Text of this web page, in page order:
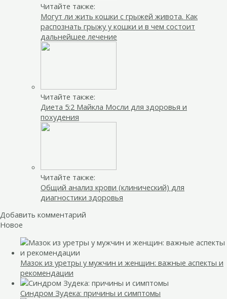
Читайте также:
Могут ли жить кошки с грыжей живота. Как
распознать грыжу у кошки и в чем состоит
дальнейшее лечение
Читайте также:
Диета 5:2 Майкла Мосли для здоровья и
похудения
Читайте также:
Общий анализ крови (клинический) для
диагностики здоровья
Добавить комментарий
Новое
Мазок из уретры у мужчин и женщин: важные аспекты и
рекомендации
Синдром Зудека: причины и симптомы